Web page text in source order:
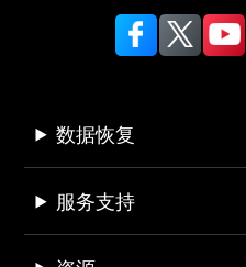
数据恢复
服务支持